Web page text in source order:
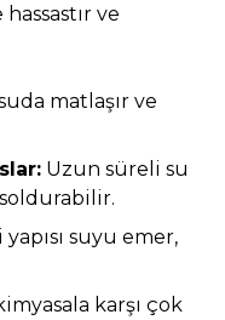
ve
matlaşır ve
Uzun süreli su
suyu emer,
karşı çok